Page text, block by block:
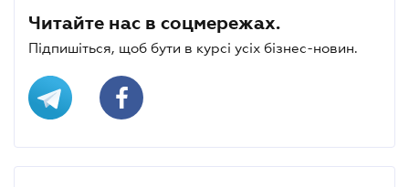
Читайте нас в соцмережах.
Підпишіться, щоб бути в курсі усіх бізнес-новин.